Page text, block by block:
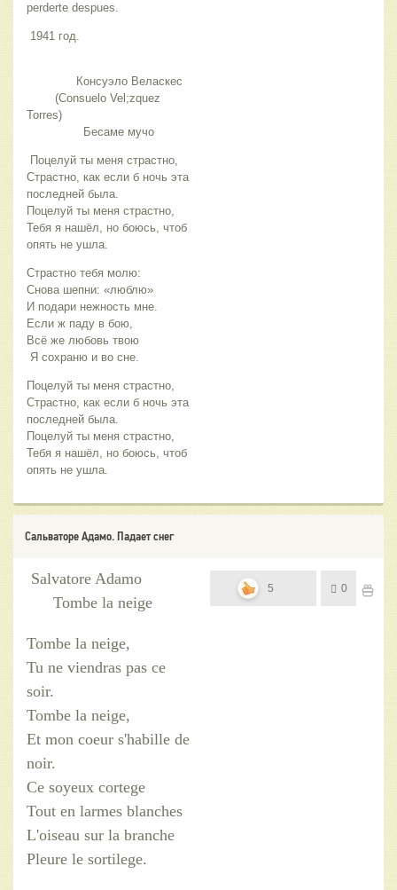
perderte despues.
1941 год.
Консуэло Веласкес
(Consuelo Vel;zquez
Torres)
Бесаме мучо
Поцелуй ты меня страстно,
Страстно, как если б ночь эта
последней была.
Поцелуй ты меня страстно,
Тебя я нашёл, но боюсь, чтоб
опять не ушла.
Страстно тебя молю:
Снова шепни: «люблю»
И подари нежность мне.
Если ж паду в бою,
Всё же любовь твою
Я сохраню и во сне.
Поцелуй ты меня страстно,
Страстно, как если б ночь эта
последней была.
Поцелуй ты меня страстно,
Тебя я нашёл, но боюсь, чтоб
опять не ушла.
Сальваторе Адамо. Падает снег
Salvatore Adamo
Tombe la neige
Tombe la neige,
Tu ne viendras pas ce
soir.
Tombe la neige,
Et mon coeur s'habille de
noir.
Ce soyeux cortege
Tout en larmes blanches
L'oiseau sur la branche
Pleure le sortilege.
5 0